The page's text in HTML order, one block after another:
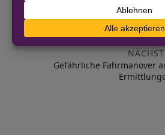
VORHERIGER BEITRAG
Bad Salzuflen: Tankstellen-
Gefährliche Fahrmanöver